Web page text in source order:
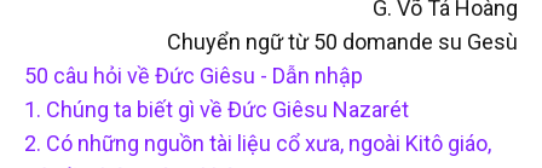
G. Võ Tá Hoàng
Chuyển ngữ từ 50 domande su Gesù
50 câu hỏi về Đức Giêsu - Dẫn nhập
1. Chúng ta biết gì về Đức Giêsu Nazarét
2. Có những nguồn tài liệu cổ xưa, ngoài Kitô giáo,